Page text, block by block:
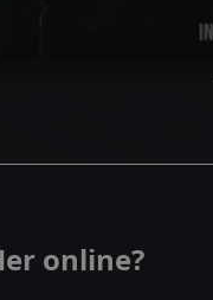
online?